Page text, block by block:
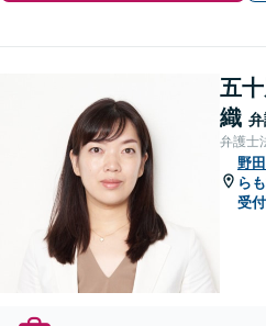
五
織
弁護士
野
ら
受